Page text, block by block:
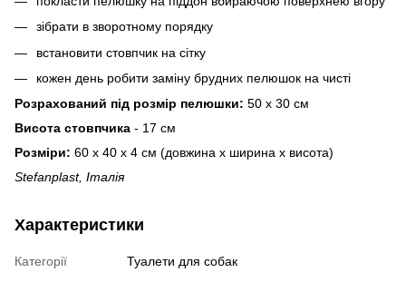
зібрати в зворотному порядку
встановити стовпчик на сітку
кожен день робити заміну брудних пелюшок на чисті
Розрахований під розмір пелюшки: 50 х 30 см
Висота стовпчика - 17 см
Розміри: 60 х 40 х 4 см (довжина х ширина х висота)
Stefanplast, Італія
Характеристики
Категорії Туалети для собак